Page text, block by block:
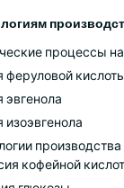
процессы
феруловой
эвгенола
изоэвгенола
производства
кофейной